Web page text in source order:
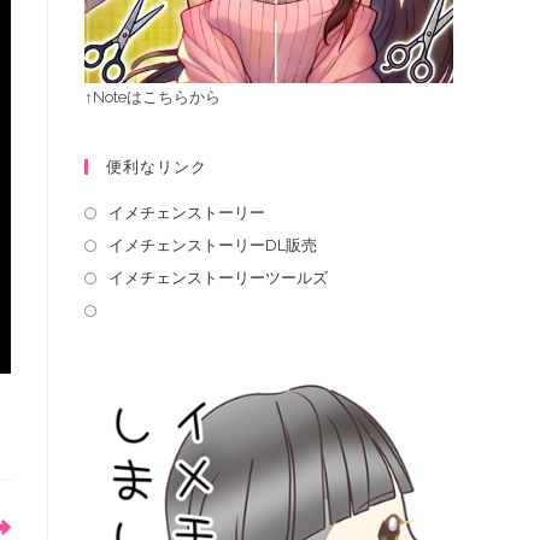
↑Noteはこちらから
便利なリンク
イメチェンストーリー
イメチェンストーリーDL販売
イメチェンストーリーツールズ